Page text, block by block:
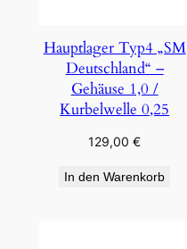
Hauptlager Typ4 „SM
Deutschland“ –
Gehäuse 1,0 /
Kurbelwelle 0,25
129,00€
In den Warenkorb